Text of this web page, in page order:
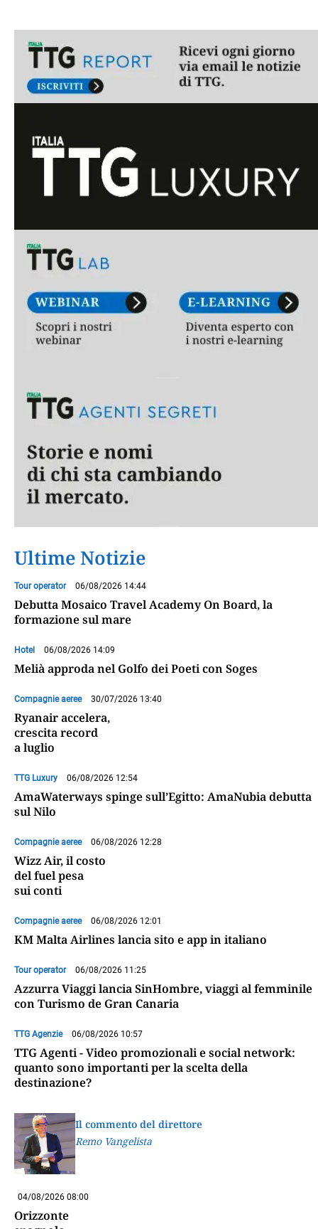
Ultime Notizie
Tour operator 06/08/2026 14:44
Debutta Mosaico Travel Academy On Board, la
formazione sul mare
Hotel 06/08/2026 14:09
Melià approda nel Golfo dei Poeti con Soges
Compagnie aeree 30/07/2026 13:40
Ryanair accelera,
crescita record
a luglio
TTG Luxury 06/08/2026 12:54
AmaWaterways spinge sull’Egitto: AmaNubia debutta
sul Nilo
Compagnie aeree 06/08/2026 12:28
Wizz Air, il costo
del fuel pesa
sui conti
Compagnie aeree 06/08/2026 12:01
KM Malta Airlines lancia sito e app in italiano
Tour operator 06/08/2026 11:25
Azzurra Viaggi lancia SinHombre, viaggi al femminile
con Turismo de Gran Canaria
TTG Agenzie 06/08/2026 10:57
TTG Agenti - Video promozionali e social network:
quanto sono importanti per la scelta della
destinazione?
Il commento del direttore
Remo Vangelista
04/08/2026 08:00
Orizzonte